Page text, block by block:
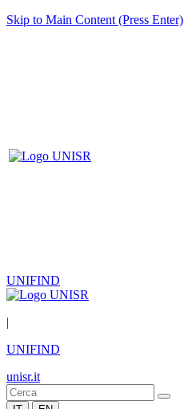
Skip to Main Content (Press Enter)
UNIFIND
|
UNIFIND
unisr.it